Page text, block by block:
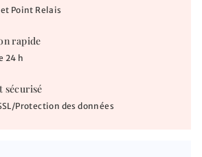
Point Relais
rapide
24 h
sécurisé
Protection des données